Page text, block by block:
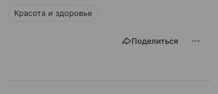
Красота и здоровье
Поделиться